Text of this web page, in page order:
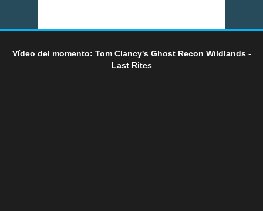
Vídeo del momento: Tom Clancy's Ghost Recon Wildlands -
Last Rites